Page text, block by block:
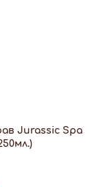
Jurassic Spa